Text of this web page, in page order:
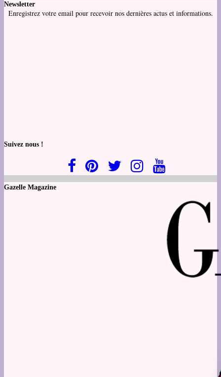
Newsletter
Enregistrez votre email pour recevoir nos dernières actus et informations.
Suivez nous !
Gazelle Magazine